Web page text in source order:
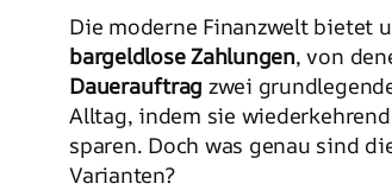
Die moderne Finanzwelt bietet
bargeldlose Zahlungen, von
Dauerauftrag zwei
Alltag, indem sie
sparen. Doch was genau sind
Varianten?